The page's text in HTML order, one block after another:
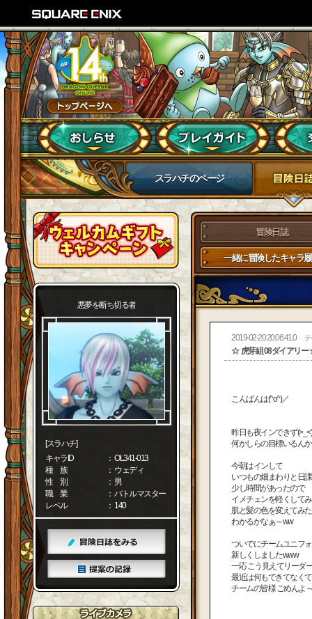
スラハチのページ
悪夢を断ち切る者
[スラハチ]
キャラID
： OL341-013
種 族
： ウェディ
性 別
： 男
職 業
： バトルマスター
レベル
： 140
冒険日誌
一緒に冒険したキャラ
2019-02-20 20:06:41.0 テ
☆ 虎芽組 08ダイアリー
こんばんは(^o^)／
昨日も夜インできず(>_<)
何かしらの目標いるん
今朝はインして
いつもの畑まわりと日
少し時間があったので
イメチェンを軽くして
肌と髪の色を変えてみた
わかるかなぁ～ww
ついでにチームユニフ
新しくしましたwww
一応 こう見えてリーダ
最近は何もできてなくて
チームの皆様 ごめんよ